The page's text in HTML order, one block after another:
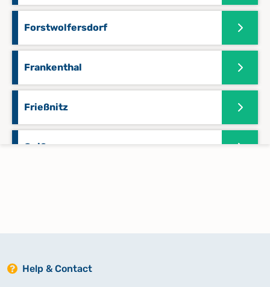
Forstwolfersdorf
Frankenthal
Frießnitz
Geißen
Gleina
Help & Contact